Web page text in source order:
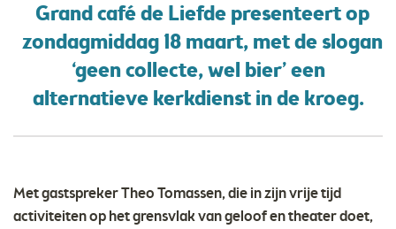
Grand café de Liefde presenteert op
zondagmiddag 18 maart, met de slogan
‘geen collecte, wel bier’ een
alternatieve kerkdienst in de kroeg.
Met gastspreker Theo Tomassen, die in zijn vrije tijd
activiteiten op het grensvlak van geloof en theater doet,